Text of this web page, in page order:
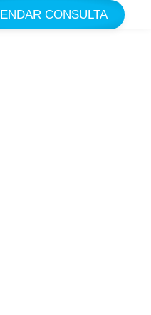
CONSULTA